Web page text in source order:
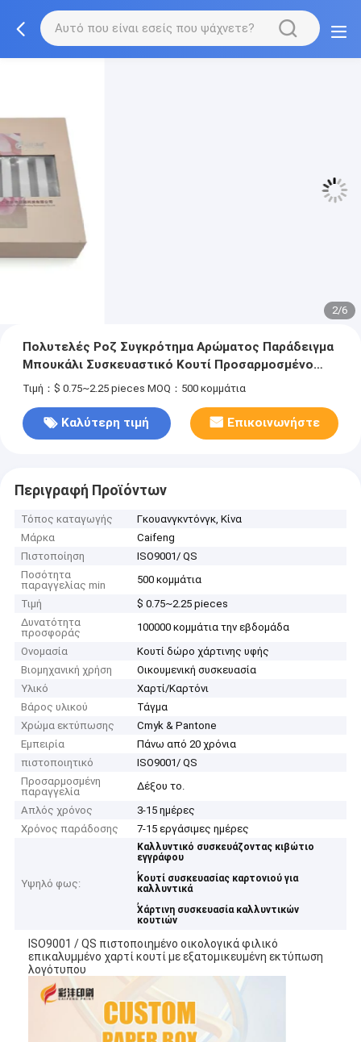
3/6
Πολυτελές Ροζ Συγκρότημα Αρώματος Παράδειγμα
Μπουκάλι Συσκευαστικό Κουτί Προσαρμοσμένο
Μπουκάλι Αρώματος Συσκευαστικό Κουτί
Τιμή：$ 0.75~2.25 pieces MOQ：500 κομμάτια
Καλύτερη τιμή Επικοινωνήστε
Περιγραφή Προϊόντων
Τόπος καταγωγής
Γκουανγκντόνγκ, Κίνα
Μάρκα
Caifeng
Πιστοποίηση
ISO9001/ QS
Ποσότητα
παραγγελίας min
500 κομμάτια
Τιμή
$ 0.75~2.25 pieces
Δυνατότητα
προσφοράς
100000 κομμάτια την εβδομάδα
Ονομασία
Κουτί δώρο χάρτινης υφής
Βιομηχανική χρήση
Οικουμενική συσκευασία
Υλικό
Χαρτί/Καρτόνι
Βάρος υλικού
Τάγμα
Χρώμα εκτύπωσης
Cmyk & Pantone
Εμπειρία
Πάνω από 20 χρόνια
πιστοποιητικό
ISO9001/ QS
Προσαρμοσμένη
παραγγελία
Δέξου το.
Απλός χρόνος
3-15 ημέρες
Χρόνος παράδοσης
7-15 εργάσιμες ημέρες
Υψηλό φως:
Καλλυντικό συσκευάζοντας κιβώτιο
εγγράφου
,
Κουτί συσκευασίας καρτονιού για
καλλυντικά
,
Χάρτινη συσκευασία καλλυντικών
κουτιών
ISO9001 / QS πιστοποιημένο οικολογικά φιλικό
επικαλυμμένο χαρτί κουτί με εξατομικευμένη εκτύπωση
λογότυπου